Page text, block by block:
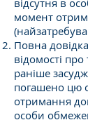
відсутня в
момент
Повна
відомості
раніше
погашено цю
отримання
особи